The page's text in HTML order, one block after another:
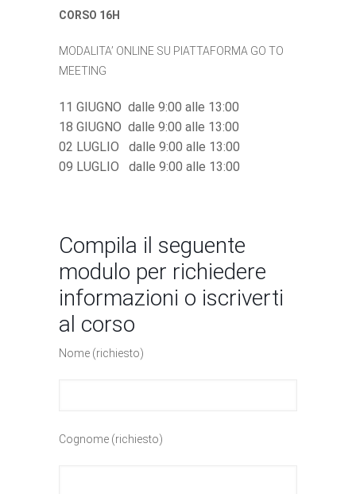
CORSO 16H
MODALITA’ ONLINE SU PIATTAFORMA GO TO
MEETING
11 GIUGNO dalle 9:00 alle 13:00
18 GIUGNO dalle 9:00 alle 13:00
02 LUGLIO dalle 9:00 alle 13:00
09 LUGLIO dalle 9:00 alle 13:00
Compila il seguente
modulo per richiedere
informazioni o iscriverti
al corso
Nome (richiesto)
Cognome (richiesto)